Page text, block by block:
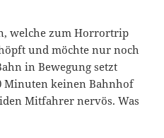
welche zum Horrortrip
und möchte nur noch
in Bewegung setzt
Minuten keinen Bahnhof
Mitfahrer nervös. Was